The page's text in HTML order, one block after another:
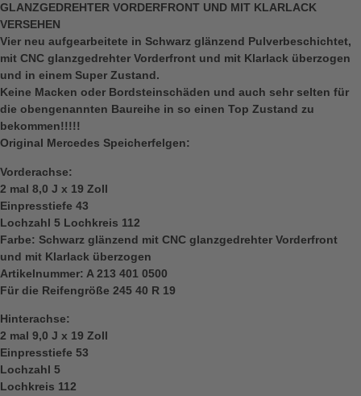
GLANZGEDREHTER VORDERFRONT UND MIT KLARLACK
VERSEHEN
Vier neu aufgearbeitete in Schwarz glänzend Pulverbeschichtet,
mit CNC glanzgedrehter Vorderfront und mit Klarlack überzogen
und in einem Super Zustand.
Keine Macken oder Bordsteinschäden und auch sehr selten für
die obengenannten Baureihe in so einen Top Zustand zu
bekommen!!!!!
Original Mercedes Speicherfelgen:
Vorderachse:
2 mal 8,0 J x 19 Zoll
Einpresstiefe 43
Lochzahl 5 Lochkreis 112
Farbe: Schwarz glänzend mit CNC glanzgedrehter Vorderfront
und mit Klarlack überzogen
Artikelnummer: A 213 401 0500
Für die Reifengröße 245 40 R 19
Hinterachse:
2 mal 9,0 J x 19 Zoll
Einpresstiefe 53
Lochzahl 5
Lochkreis 112